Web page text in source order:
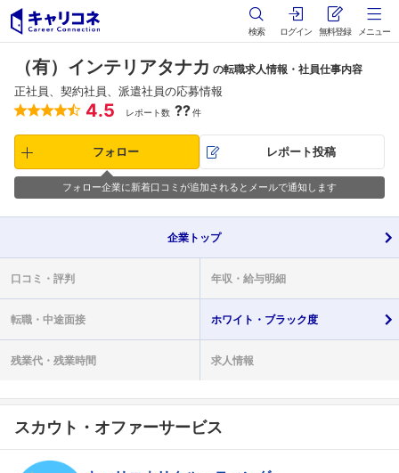
検索 ログイン 無料登録 メニュー
（有）インテリアタナカ の転職求人情報・社員仕事内容
正社員、契約社員、派遣社員の応募情報
4.5 レポート数 ??件
フォロー レポート投稿
フォロー企業に新着口コミが追加されるとメールで通知します
企業 トップ
口コミ・ 評判 年収・ 給与明細
転職・ 中途面接 ホワイト・ ブラック度
残業代・ 残業時間 求人情報
スカウト・オファーサービス